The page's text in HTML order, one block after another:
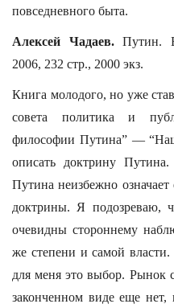
повседневного быта.
Алексей Чадаев.Путин.
2006, 232 стр., 2000 экз.
Книга молодого, но уже
совета политика и
философии Путина” —
описать доктрину
Путина неизбежно
доктрины. Я подозреваю,
очевидны стороннему
же степени и самой
для меня это выбор. Рынок
законченном виде еще